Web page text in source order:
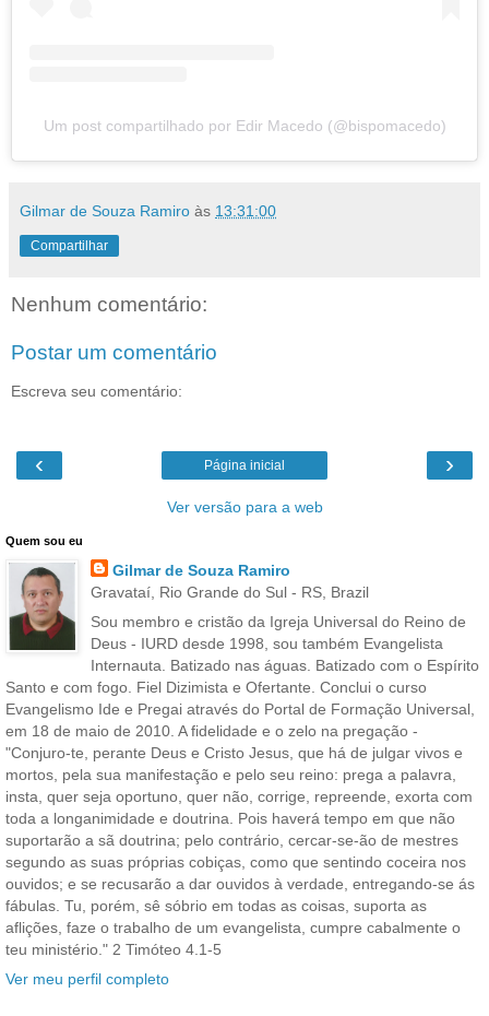
Um post compartilhado por Edir Macedo (@bispomacedo)
Gilmar de Souza Ramiro às 13:31:00
Compartilhar
Nenhum comentário:
Postar um comentário
Escreva seu comentário:
‹ ›
Página inicial
Ver versão para a web
Quem sou eu
Gilmar de Souza Ramiro
Gravataí, Rio Grande do Sul - RS, Brazil
Sou membro e cristão da Igreja Universal do Reino de
Deus - IURD desde 1998, sou também Evangelista
Internauta. Batizado nas águas. Batizado com o Espírito
Santo e com fogo. Fiel Dizimista e Ofertante. Conclui o curso
Evangelismo Ide e Pregai através do Portal de Formação Universal,
em 18 de maio de 2010. A fidelidade e o zelo na pregação -
"Conjuro-te, perante Deus e Cristo Jesus, que há de julgar vivos e
mortos, pela sua manifestação e pelo seu reino: prega a palavra,
insta, quer seja oportuno, quer não, corrige, repreende, exorta com
toda a longanimidade e doutrina. Pois haverá tempo em que não
suportarão a sã doutrina; pelo contrário, cercar-se-ão de mestres
segundo as suas próprias cobiças, como que sentindo coceira nos
ouvidos; e se recusarão a dar ouvidos à verdade, entregando-se ás
fábulas. Tu, porém, sê sóbrio em todas as coisas, suporta as
aflições, faze o trabalho de um evangelista, cumpre cabalmente o
teu ministério." 2 Timóteo 4.1-5
Ver meu perfil completo